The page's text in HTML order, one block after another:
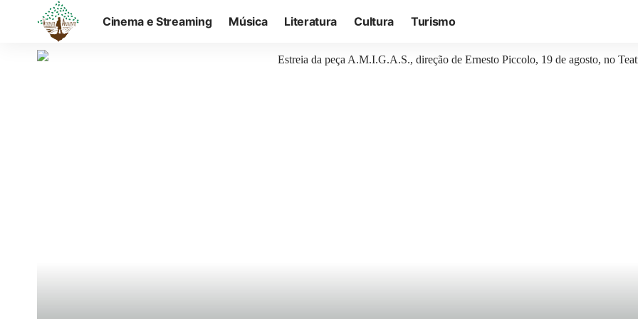
Cinema e Streaming Música Literatura Cultura Turismo